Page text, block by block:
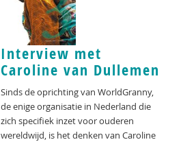
Interview met
Caroline van Dullemen
Sinds de oprichting van WorldGranny,
de enige organisatie in Nederland die
zich specifiek inzet voor ouderen
wereldwijd, is het denken van Caroline